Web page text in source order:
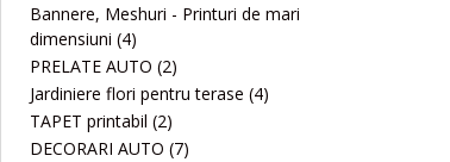
Bannere, Meshuri - Printuri de mari
dimensiuni (4)
PRELATE AUTO (2)
Jardiniere flori pentru terase (4)
TAPET printabil (2)
DECORARI AUTO (7)